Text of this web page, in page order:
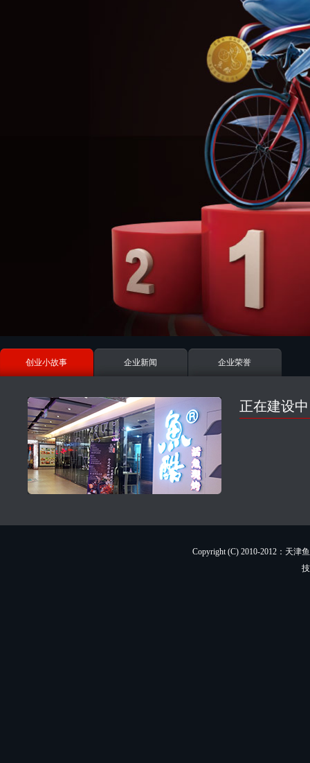
创业小故事 企业新闻 企业荣誉
正在建设中
Copyright (C) 2010-2012：天津